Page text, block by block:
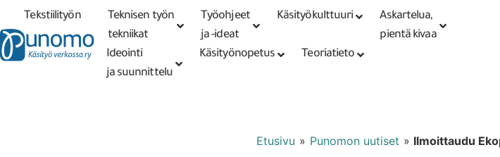
Tarkennettu PunomoputiikkiKirjaudu tai
rekisteröidy
Tekstiilityön
tekniikat
Teknisen työn
tekniikat
Työohjeet
ja -ideat
Käsityökulttuuri
Askartelua,
pientä kivaa
Ideointi
ja suunnittelu
Käsityönopetus Teoriatieto
Etusivu » Punomon uutiset » Ilmoittaudu